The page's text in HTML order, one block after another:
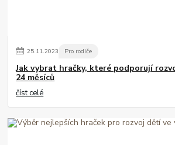
25.11.2023 Pro rodiče
Jak vybrat hračky, které podporují
24 měsíců
číst celé